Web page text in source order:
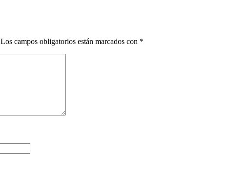
Los campos obligatorios están marcados con *